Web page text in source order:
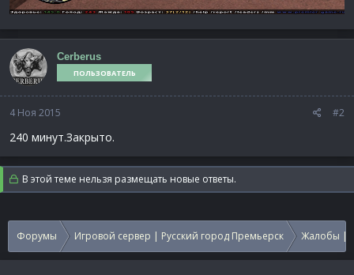
Cerberus
ПОЛЬЗОВАТЕЛЬ
4 Ноя 2015 #2
240 минут.Закрыто.
В этой теме нельзя размещать новые ответы.
Форумы Игровой сервер | Русский город Премьерск Жалобы |